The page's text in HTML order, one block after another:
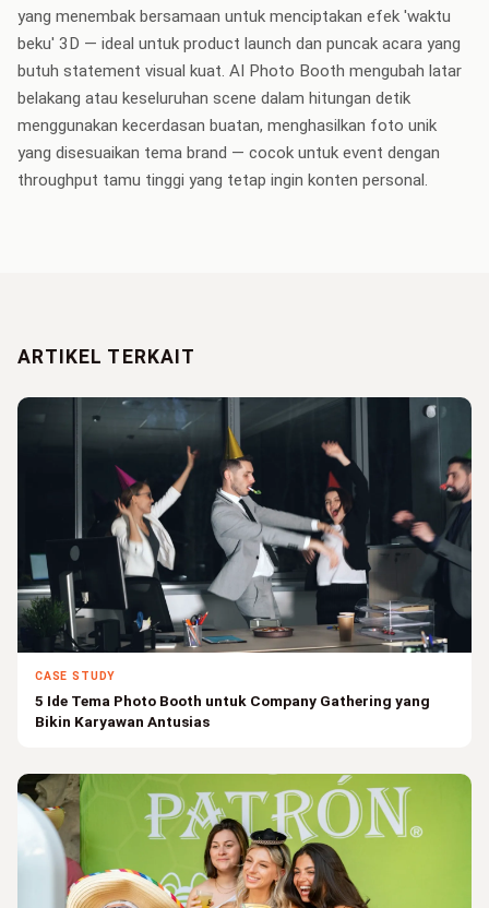
yang menembak bersamaan untuk menciptakan efek 'waktu
beku' 3D — ideal untuk product launch dan puncak acara yang
butuh statement visual kuat. AI Photo Booth mengubah latar
belakang atau keseluruhan scene dalam hitungan detik
menggunakan kecerdasan buatan, menghasilkan foto unik
yang disesuaikan tema brand — cocok untuk event dengan
throughput tamu tinggi yang tetap ingin konten personal.
ARTIKEL TERKAIT
CASE STUDY
5 Ide Tema Photo Booth untuk Company Gathering yang
Bikin Karyawan Antusias